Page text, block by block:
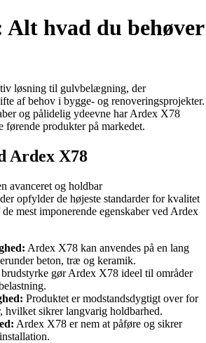
Alt hvad du behøver
løsning til gulvbelægning, der
af behov i bygge- og renoveringsprojekter.
og pålidelig ydeevne har Ardex X78
førende produkter på markedet.
Ardex X78
avanceret og holdbar
opfylder de højeste standarder for kvalitet
mest imponerende egenskaber ved Ardex
Ardex X78 kan anvendes på en lang
beton, træ og keramik.
gør Ardex X78 ideel til områder
Produktet er modstandsdygtigt over for
hvilket sikrer langvarig holdbarhed.
Ardex X78 er nem at påføre og sikrer